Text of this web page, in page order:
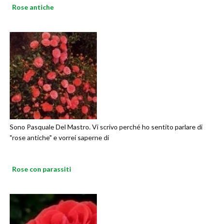
Rose antiche
Sono Pasquale Del Mastro. Vi scrivo perché ho sentito parlare di
"rose antiche" e vorrei saperne di
Rose con parassiti